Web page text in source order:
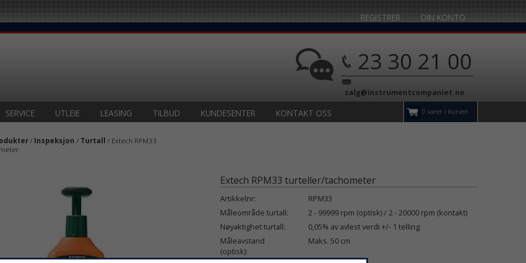
REGISTRER DIN KONTO
23 30 21 00
salg@instrumentcompaniet.no
SERVICE UTLEIE LEASING TILBUD KUNDESENTER KONTAKT OSS 0 varer i kurven
/ Inspeksjon / Turtall / Extech RPM33
Extech RPM33 turteller/tachometer
Artikkelnr:
RPM33
Måleområde turtall:
2 - 99999 rpm (optisk) / 2 - 20000 rpm (kontakt)
Nøyaktighet turtall:
0,05% av avlest verdi +/- 1 telling
Måleavstand
(optisk):
Maks. 50 cm